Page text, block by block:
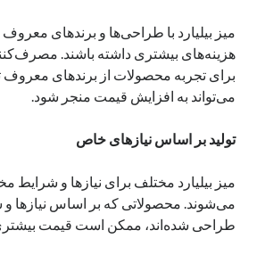
جولای 2023
دسامبر 2022
اپل
میز بیلیارد با طراحی‌ها و برندهای
هزینه‌های بیشتری داشته باشند.
برای تجربه محصولات از برندهای معروف
می‌تواند به افزایش قیمت منجر شود.
تولید بر اساس نیازهای خاص
میز بیلیارد مختلف برای نیازها و شرایط
می‌شوند. محصولاتی که بر اساس نیازها
طراحی شده‌اند، ممکن است قیمت